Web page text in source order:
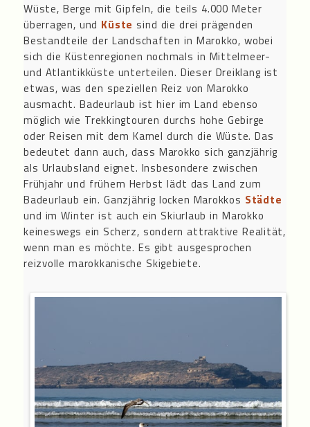
Wüste, Berge mit Gipfeln, die teils 4.000 Meter
überragen, und Küste sind die drei prägenden
Bestandteile der Landschaften in Marokko, wobei
sich die Küstenregionen nochmals in Mittelmeer-
und Atlantikküste unterteilen. Dieser Dreiklang ist
etwas, was den speziellen Reiz von Marokko
ausmacht. Badeurlaub ist hier im Land ebenso
möglich wie Trekkingtouren durchs hohe Gebirge
oder Reisen mit dem Kamel durch die Wüste. Das
bedeutet dann auch, dass Marokko sich ganzjährig
als Urlaubsland eignet. Insbesondere zwischen
Frühjahr und frühem Herbst lädt das Land zum
Badeurlaub ein. Ganzjährig locken Marokkos Städte
und im Winter ist auch ein Skiurlaub in Marokko
keineswegs ein Scherz, sondern attraktive Realität,
wenn man es möchte. Es gibt ausgesprochen
reizvolle marokkanische Skigebiete.